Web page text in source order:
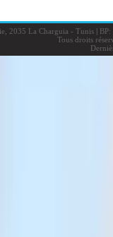
2035 La Charguia - Tunis |BP:
Tous droits